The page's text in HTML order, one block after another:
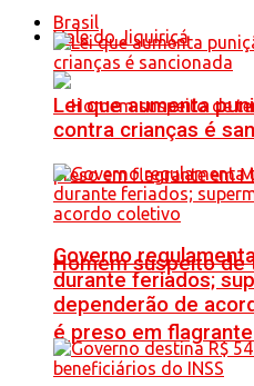
Vale do Jiquiriçá
Homem suspeito
é preso em
Brasil
Lei que aumenta
contra crianças é
Governo
durante feriados;
dependerão de